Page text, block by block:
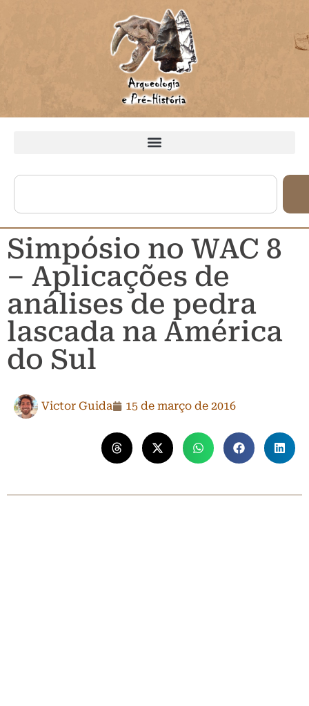
Simpósio no WAC 8
– Aplicações de
análises de pedra
lascada na América
do Sul
Victor Guida 15 de março de 2016